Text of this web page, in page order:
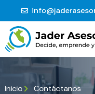
Inicio Contáctanos